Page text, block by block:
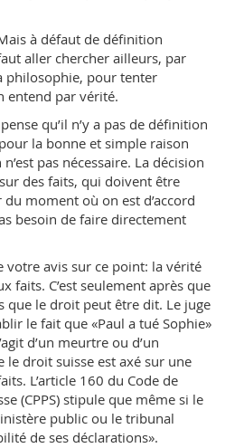
à défaut de définition
aller chercher ailleurs, par
philosophie, pour tenter
entend par vérité.
qu’il n’y a pas de définition
la bonne et simple raison
pas nécessaire. La décision
des faits, qui doivent être
moment où on est d’accord
besoin de faire directement
votre avis sur ce point: la vérité
faits. C’est seulement après que
que le droit peut être dit. Le juge
le fait que «Paul a tué Sophie»
d’un meurtre ou d’un
le droit suisse est axé sur une
L’article 160 du Code de
(CPPS) stipule que même si le
public ou le tribunal
de ses déclarations».